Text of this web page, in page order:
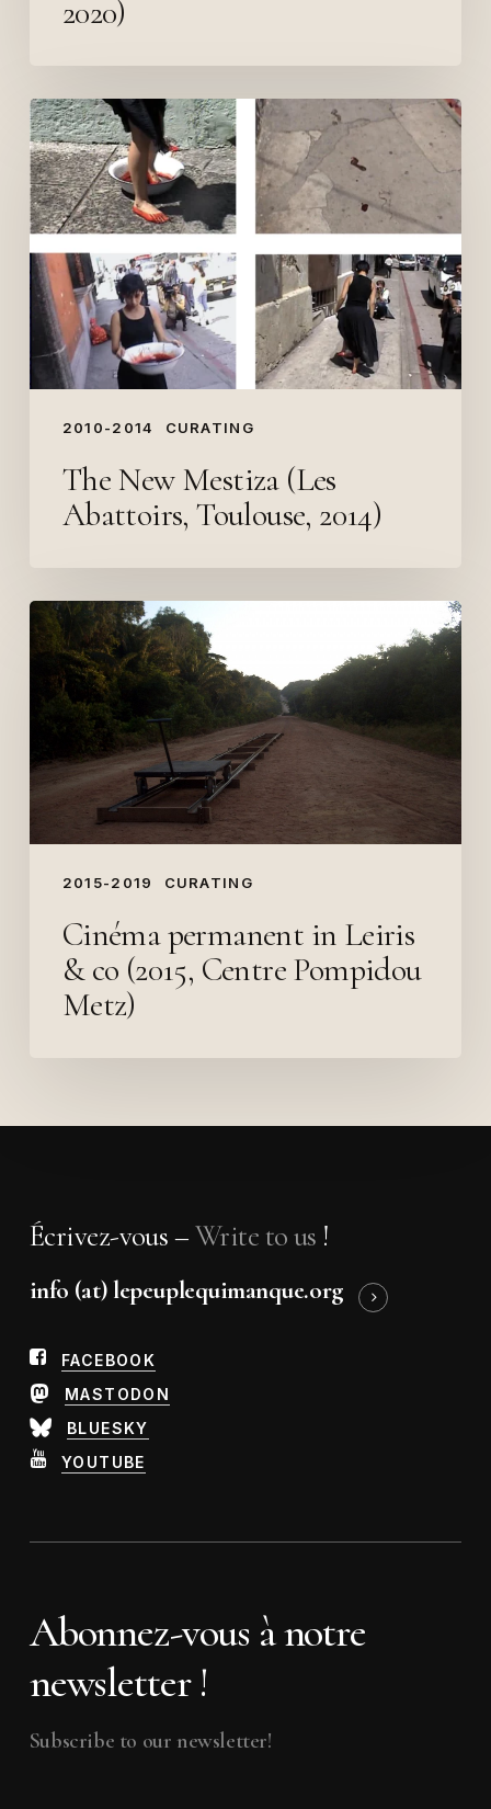
2020)
2010-2014 CURATING
The
New
Mestiza
(Les
Abattoirs,
Toulouse,
2014)
The New Mestiza (Les
Abattoirs, Toulouse, 2014)
2015-2019 CURATING
Cinéma
permanent
Leiris
co
(2015,
Metz)
Cinéma permanent in Leiris
& co (2015, Centre Pompidou
Metz)
Écrivez-vous –Write to us !
info (at) lepeuplequimanque.org
FACEBOOK
MASTODON
BLUESKY
YOUTUBE
Abonnez-vous à notre
newsletter !
Subscribe to our newsletter!